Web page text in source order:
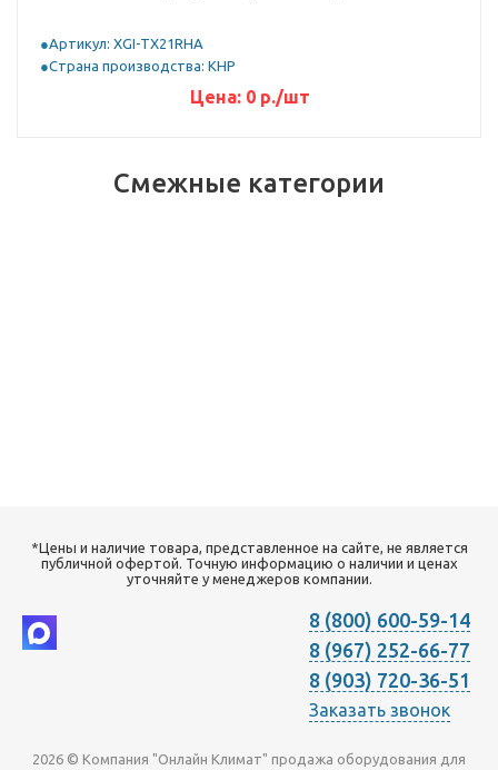
Артикул: XGI-TX21RHA
Страна производства: КНР
Цена: 0р./шт
Смежные категории
*Цены и наличие товара, представленное на сайте, не является
публичной офертой. Точную информацию о наличии и ценах
уточняйте у менеджеров компании.
8 (800) 600-59-14
8 (967) 252-66-77
8 (903) 720-36-51
Заказать звонок
2026 © Компания "Онлайн Климат" продажа оборудования для